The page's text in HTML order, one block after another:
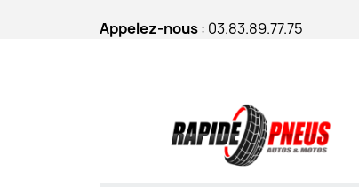
Appelez-nous: 03.83.89.77.75